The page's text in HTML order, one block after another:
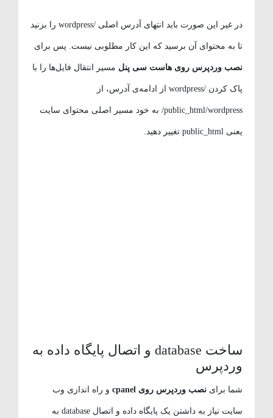
در غیر این صورت باید انتهای آدرس اصلی /wordpress را بزنید
تا به محتوای آن برسید که این کار مطلوبی نیست. پس برای
نصب وردپرس روی هاست سی پنلمسیر انتقال فایل‌ها را با
پاک کردن /wordpress از ادامه‌ی آدرس، از
public_html/wordpress/ به خود مسیر اصلی محتوای سایت
یعنی public_html تغییر دهید.
ساخت database و اتصال پایگاه داده به
وردپرس
شما برای نصب وردپرس روی cpanel و راه اندازی وب
سایت نیاز به داشتن یک پایگاه داده و اتصال database به